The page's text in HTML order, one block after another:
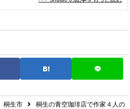
桐生市
桐生の青空珈琲店で作家４人の